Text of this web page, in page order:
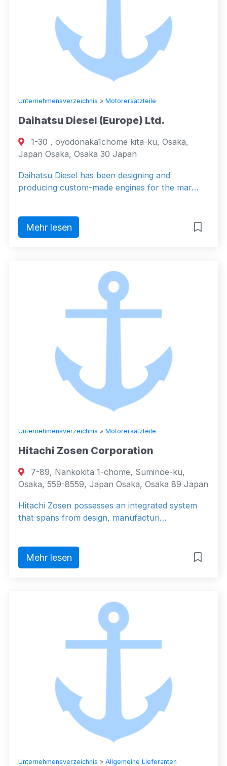
Unternehmensverzeichnis » Motorersatzteile
Daihatsu Diesel (Europe) Ltd.
1-30 , oyodonaka1chome kita-ku, Osaka,
Japan Osaka, Osaka 30 Japan
Daihatsu Diesel has been designing and
producing custom-made engines for the mar…
Mehr lesen
Unternehmensverzeichnis » Motorersatzteile
Hitachi Zosen Corporation
7-89, Nankokita 1-chome, Suminoe-ku,
Osaka, 559-8559, Japan Osaka, Osaka 89 Japan
Hitachi Zosen possesses an integrated system
that spans from design, manufacturi…
Mehr lesen
Unternehmensverzeichnis » Allgemeine Lieferanten